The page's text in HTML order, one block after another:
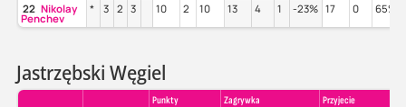
22 Nikolay
Penchev
* 3 2 3 10 2 10 13 4 1 -23% 17 0 65%
Jastrzębski Węgiel
Punkty Zagrywka
Przyjecie